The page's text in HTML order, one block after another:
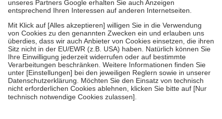
Um das Engagement der Versicherten für ihre eigene Gesundheit zu
stärken und die besondere Stellung der Familie zu unterstützen,
fallenkeine Zuzahlungenan bei:
• Kindern und Jugendlichen bis zum vollendeten 18. Lebensjahr
mit Ausnahme der Fahrkosten
• Untersuchungen zur Vorsorge und Früherkennung, die von der
GKV getragen werden
• empfohlenen Schutzimpfungen
• Harn- und Blutteststreifen